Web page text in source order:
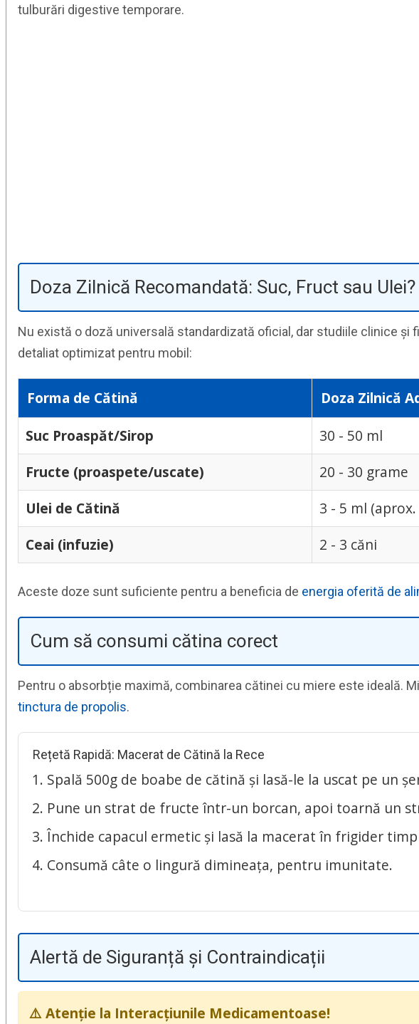
tulburări digestive temporare.
Doza Zilnică Recomandată: Suc, Fruct sau Ulei?
Nu există o doză universală standardizată oficial, dar studiile clinice
detaliat optimizat pentru mobil:
Forma de Cătină Doza Zilnică
Suc Proaspăt/Sirop
30 - 50 ml
Fructe (proaspete/uscate)
20 - 30 grame
Ulei de Cătină
3 - 5 ml
Ceai (infuzie)
2 - 3 căni
Aceste doze sunt suficiente pentru a beneficia de energia oferită de
Cum să consumi cătina corect
Pentru o absorbție maximă, combinarea cătinei cu miere este ideală.
tinctura de propolis.
Rețetă Rapidă: Macerat de Cătină la Rece
Spală 500g de boabe de cătină și lasă-le la uscat pe un
Pune un strat de fructe într-un borcan, apoi toarnă un
Închide capacul ermetic și lasă la macerat în frigider timp
Consumă câte o lingură dimineața, pentru imunitate.
Alertă de Siguranță și Contraindicații
⚠️ Atenție la Interacțiunile Medicamentoase!